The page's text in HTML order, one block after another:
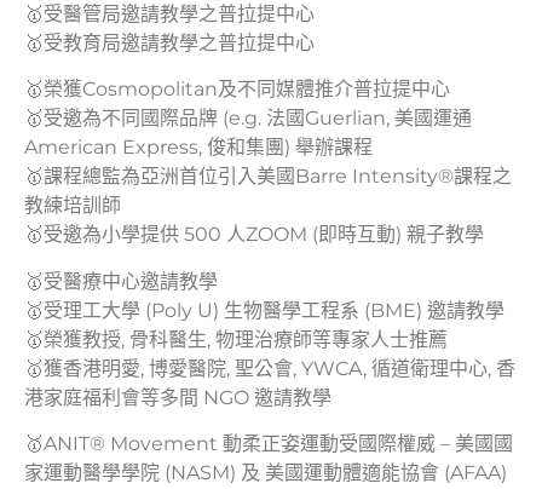
🥇受醫管局邀請教學之普拉提中心
🥇受教育局邀請教學之普拉提中心
🥇榮獲Cosmopolitan及不同媒體推介普拉提中心
🥇受邀為不同國際品牌 (e.g. 法國Guerlian, 美國運通
American Express, 俊和集團) 舉辦課程
🥇課程總監為亞洲首位引入美國Barre Intensity®️課程之
教練培訓師
🥇受邀為小學提供 500 人ZOOM (即時互動) 親子教學
🥇受醫療中心邀請教學
🥇受理工大學 (Poly U) 生物醫學工程系 (BME) 邀請教學
🥇榮獲教授, 骨科醫生, 物理治療師等專家人士推薦
🥇獲香港明愛, 博愛醫院, 聖公會, YWCA, 循道衛理中心, 香
港家庭福利會等多間 NGO 邀請教學
🥇ANIT® Movement 動柔正姿運動受國際權威 – 美國國
家運動醫學學院 (NASM) 及 美國運動體適能協會 (AFAA)